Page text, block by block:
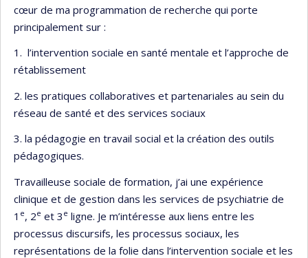
cœur de ma programmation de recherche qui porte
principalement sur :
1. l’intervention sociale en santé mentale et l’approche de
rétablissement
2. les pratiques collaboratives et partenariales au sein du
réseau de santé et des services sociaux
3. la pédagogie en travail social et la création des outils
pédagogiques.
Travailleuse sociale de formation, j’ai une expérience
clinique et de gestion dans les services de psychiatrie de
1 e, 2e et 3 e ligne. Je m’intéresse aux liens entre les
processus discursifs, les processus sociaux, les
représentations de la folie dans l’intervention sociale et les